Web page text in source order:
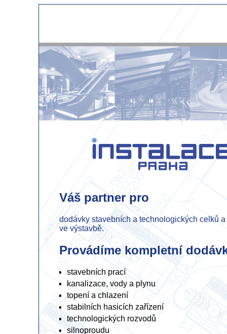
Váš partner pro
dodávky stavebních a technologických celků
ve výstavbě.
Provádíme kompletní
stavebních prací
kanalizace, vody a plynu
topení a chlazení
stabilních hasicích zařízení
technologických rozvodů
silnoproudu